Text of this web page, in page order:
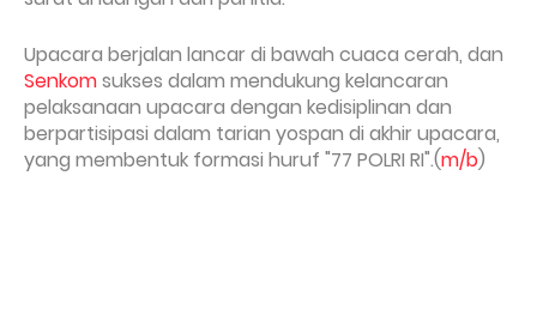
Upacara berjalan lancar di bawah cuaca cerah, dan
Senkomsukses dalam mendukung kelancaran
pelaksanaan upacara dengan kedisiplinan dan
berpartisipasi dalam tarian yospan di akhir upacara,
yang membentuk formasi huruf "77 POLRI RI".(m/b)